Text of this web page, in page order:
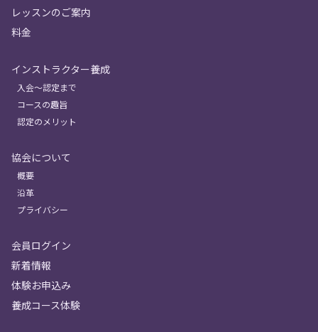
レッスンのご案内
料金
インストラクター養成
入会〜認定まで
コースの趣旨
認定のメリット
協会について
概要
沿革
プライバシー
会員ログイン
新着情報
体験お申込み
養成コース体験